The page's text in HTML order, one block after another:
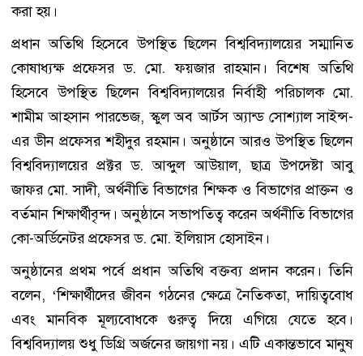
করা হয়।
প্রধান অতিথি হিসেবে উপস্থিত ছিলেন বিশ্ববিদ্যালয়ের সম্মানিত
কোষাধ্যক্ষ প্রফেসর ড. মো. ফয়জার রাহমান। বিশেষ অতিথি
হিসেবে উপস্থিত ছিলেন বিশ্ববিদ্যালয়ের নির্বাহী পরিচালক মো.
শামীম আহসান পারভেজ, স্কুল অব আর্টস অ্যান্ড সোশ্যাল সাইন্স-
এর ডীন প্রফেসর শহীদুর রহমান। অনুষ্ঠানে আরও উপস্থিত ছিলেন
বিশ্ববিদ্যালয়ের প্রক্টর ড. আব্দুল আউয়াল, ছাত্র উপদেষ্টা আবু
জাফর মো. সাদী, অর্থনীতি বিভাগের শিক্ষক ও বিভাগের প্রাক্তন ও
বর্তমান শিক্ষার্থীবৃন্দ। অনুষ্ঠানে সভাপতিত্ব করেন অর্থনীতি বিভাগের
কো-অর্ডিনেটর প্রফেসর ড. মো. ইলিয়াস হোসাইন।
অনুষ্ঠানের প্রথম পর্বে প্রধান অতিথি বক্তব্য প্রদান করেন। তিনি
বলেন, ‘শিক্ষার্থীদের জীবন গঠনের ক্ষেত্রে নৈতিকতা, দায়িত্ববোধ
এবং মানবিক মূল্যবোধকে গুরুত্ব দিয়ে এগিয়ে যেতে হবে।
বিশ্ববিদ্যালয় শুধু ডিগ্রি অর্জনের জায়গা নয়। এটি একান্তভাবে মানুষ